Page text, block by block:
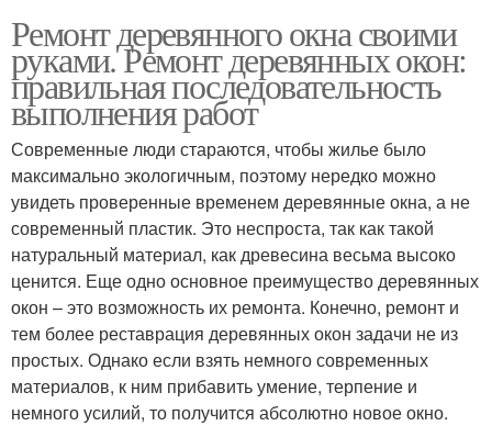
Ремонт деревянного окна своими
руками. Ремонт деревянных окон:
правильная последовательность
выполнения работ
Современные люди стараются, чтобы жилье было
максимально экологичным, поэтому нередко можно
увидеть проверенные временем деревянные окна, а не
современный пластик. Это неспроста, так как такой
натуральный материал, как древесина весьма высоко
ценится. Еще одно основное преимущество деревянных
окон – это возможность их ремонта. Конечно, ремонт и
тем более реставрация деревянных окон задачи не из
простых. Однако если взять немного современных
материалов, к ним прибавить умение, терпение и
немного усилий, то получится абсолютно новое окно.